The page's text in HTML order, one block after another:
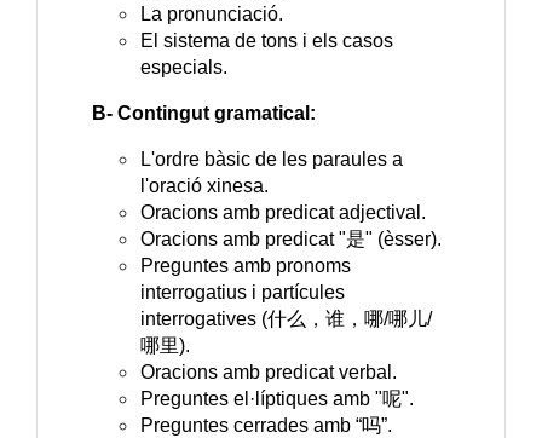
La pronunciació.
El sistema de tons i els casos
especials.
B- Contingut gramatical:
L'ordre bàsic de les paraules a
l'oració xinesa.
Oracions amb predicat adjectival.
Oracions amb predicat "是" (èsser).
Preguntes amb pronoms
interrogatius i partícules
interrogatives (什么，谁， 哪/哪儿/
哪里).
Oracions amb predicat verbal.
Preguntes el·líptiques amb "呢".
Preguntes cerrades amb “吗”.